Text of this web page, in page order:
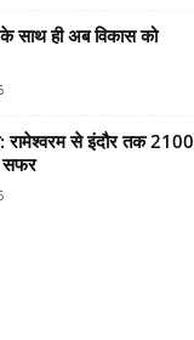
साथ ही अब विकास को
रामेश्वरम से इंदौर तक 2100
सफर